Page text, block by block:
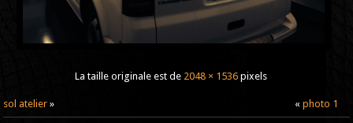
La taille originale est de 2048 × 1536pixels
sol atelier » « photo 1